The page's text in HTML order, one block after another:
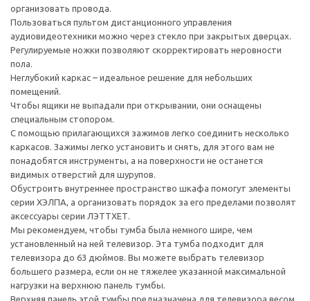
организовать провода.
Пользоваться пультом дистанционного управления
аудиовидеотехники можно через стекло при закрытых дверцах.
Регулируемые ножки позволяют скорректировать неровности
пола.
Неглубокий каркас – идеальное решение для небольших
помещений.
Чтобы ящики не выпадали при открывании, они оснащены
специальным стопором.
С помощью прилагающихся зажимов легко соединить несколько
каркасов. Зажимы легко установить и снять, для этого вам не
понадобятся инструменты, а на поверхности не останется
видимых отверстий для шурупов.
Обустроить внутреннее пространство шкафа помогут элементы
серии ХЭЛПА, а организовать порядок за его пределами позволят
аксессуары серии ЛЭТТХЕТ.
Мы рекомендуем, чтобы тумба была немного шире, чем
установленный на ней телевизор. Эта тумба подходит для
телевизора до 63 дюймов. Вы можете выбрать телевизор
большего размера, если он не тяжелее указанной максимальной
нагрузки на верхнюю панель тумбы.
Верхняя панель этой тумбы предназначена для телевизора весом